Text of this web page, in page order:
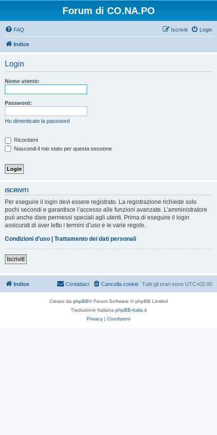
Forum di CO.NA.PO
FAQ Login
Iscriviti
Indice
Login
Nome utente:
Password:
Ho dimenticato la password
Ricordami
Nascondi il mio stato per questa sessione
ISCRIVITI
Per eseguire il login devi essere registrato. La registrazione richiede solo
pochi secondi e garantisce l’accesso alle funzioni avanzate. L’amministratore
può anche dare permessi speciali agli utenti. Prima di eseguire il login
assicurati di aver letto i termini d’uso e le varie regole.
Condizioni d’uso | Trattamento dei dati personali
Iscriviti
Indice Tutti gli orari sono UTC+02:00
Cancella cookie
Contattaci
Creato da phpBB® Forum Software © phpBB Limited
Traduzione Italiana phpBB-Italia.it
Privacy | Condizioni